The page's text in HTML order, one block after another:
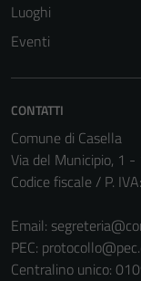
Luoghi
Eventi
CONTATTI
Comune di Casella
Via del Municipio, 1 -
Codice fiscale / P.
Email:
PEC:
Centralino unico: